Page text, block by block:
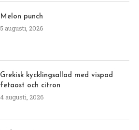
Melon punch
5 augusti, 2026
Grekisk kycklingsallad med vispad
fetaost och citron
4 augusti, 2026